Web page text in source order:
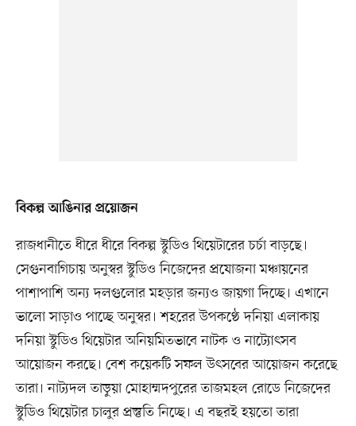
বিকল্প আঙিনার প্রয়োজন
রাজধানীতে ধীরে ধীরে বিকল্প স্টুডিও থিয়েটারের চর্চা বাড়ছে।
সেগুনবাগিচায় অনুস্বর স্টুডিও নিজেদের প্রযোজনা মঞ্চায়নের
পাশাপাশি অন্য দলগুলোর মহড়ার জন্যও জায়গা দিচ্ছে। এখানে
ভালো সাড়াও পাচ্ছে অনুস্বর। শহরের উপকণ্ঠে দনিয়া এলাকায়
দনিয়া স্টুডিও থিয়েটার অনিয়মিতভাবে নাটক ও নাট্যোৎসব
আয়োজন করছে। বেশ কয়েকটি সফল উৎসবের আয়োজন করেছে
তারা। নাট্যদল তাড়ুয়া মোহাম্মদপুরের তাজমহল রোডে নিজেদের
স্টুডিও থিয়েটার চালুর প্রস্তুতি নিচ্ছে। এ বছরই হয়তো তারা